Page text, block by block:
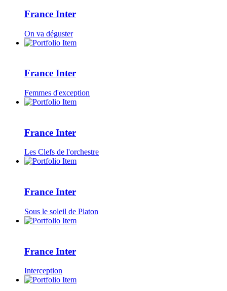
France Inter
On va déguster
France Inter
Femmes d'exception
France Inter
Les Clefs de l'orchestre
France Inter
Sous le soleil de Platon
France Inter
Interception